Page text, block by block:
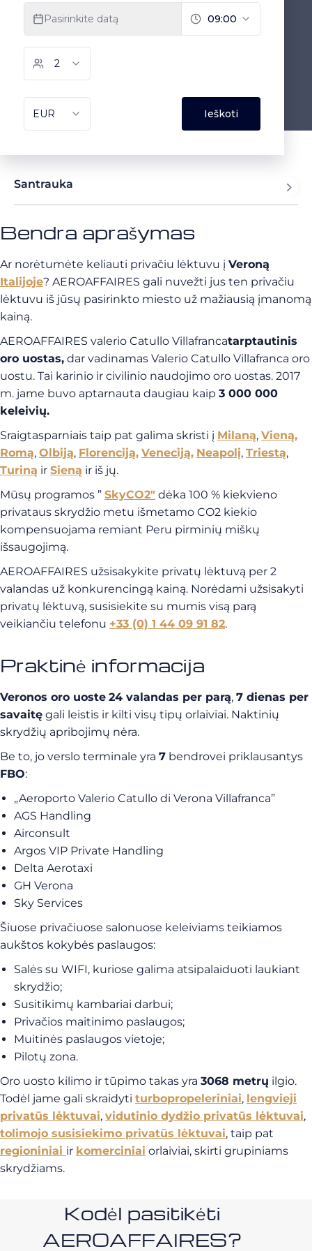
Santrauka
Bendra aprašymas
Ar norėtumėte keliauti privačiu lėktuvu į Veroną
Italijoje? AEROAFFAIRES gali nuvežti jus ten privačiu
lėktuvu iš jūsų pasirinkto miesto už mažiausią įmanomą
kainą.
AEROAFFAIRES valerio Catullo Villafrancatarptautinis
oro uostas, dar vadinamas Valerio Catullo Villafranca oro
uostu. Tai karinio ir civilinio naudojimo oro uostas. 2017
m. jame buvo aptarnauta daugiau kaip 3 000 000
keleivių.
Sraigtasparniais taip pat galima skristi į Milaną, Vieną,
Romą, Olbiją, Florenciją, Veneciją, Neapolį, Triestą,
Turiną ir Sieną ir iš jų.
Mūsų programos ” SkyCO2″ dėka 100 % kiekvieno
privataus skrydžio metu išmetamo CO2 kiekio
kompensuojama remiant Peru pirminių miškų
išsaugojimą.
AEROAFFAIRES užsisakykite privatų lėktuvą per 2
valandas už konkurencingą kainą. Norėdami užsisakyti
privatų lėktuvą, susisiekite su mumis visą parą
veikiančiu telefonu +33 (0) 1 44 09 91 82.
Praktinė informacija
Veronos oro uoste 24 valandas per parą, 7 dienas per
savaitę gali leistis ir kilti visų tipų orlaiviai. Naktinių
skrydžių apribojimų nėra.
Be to, jo verslo terminale yra 7 bendrovei priklausantys
FBO:
„Aeroporto Valerio Catullo di Verona Villafranca”
AGS Handling
Airconsult
Argos VIP Private Handling
Delta Aerotaxi
GH Verona
Sky Services
Šiuose privačiuose salonuose keleiviams teikiamos
aukštos kokybės paslaugos:
Salės su WIFI, kuriose galima atsipalaiduoti laukiant
skrydžio;
Susitikimų kambariai darbui;
Privačios maitinimo paslaugos;
Muitinės paslaugos vietoje;
Pilotų zona.
Oro uosto kilimo ir tūpimo takas yra 3068 metrų ilgio.
Todėl jame gali skraidyti turbopropeleriniai, lengvieji
privatūs lėktuvai, vidutinio dydžio privatūs lėktuvai,
tolimojo susisiekimo privatūs lėktuvai, taip pat
regioniniai ir komerciniai orlaiviai, skirti grupiniams
skrydžiams.
Kodėl pasitikėti
AEROAFFAIRES?